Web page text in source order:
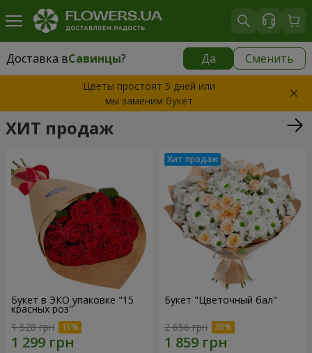
Доставка вСавинцы? Да Сменить
Доставка вСавинцы|
Цветы простоят 5 дней или
мы заменим букет
ХИТ продаж
Букет в ЭКО упаковке "15
красных роз"
1 528 грн
Букет "Цветочный бал"
2 656 грн